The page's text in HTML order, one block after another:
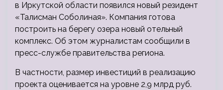
в Иркутской области появился новый резидент
«Талисман Соболиная». Компания готова
построить на берегу озера новый отельный
комплекс. Об этом журналистам сообщили в
пресс-службе правительства региона.
В частности, размер инвестиций в реализацию
проекта оценивается на уровне 2,9 млрд руб.